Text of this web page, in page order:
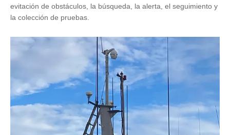
evitación de obstáculos, la búsqueda, la alerta, el seguimiento y
la colección de pruebas.